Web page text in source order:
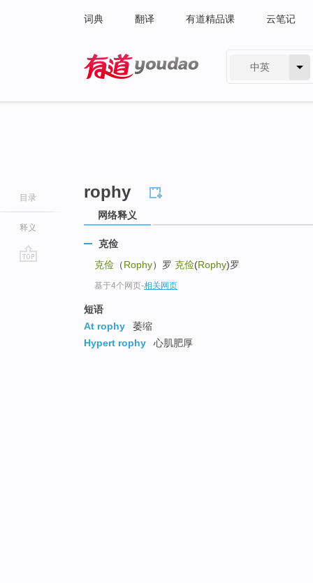
词典 翻译 有道精品课 云笔记
中英
目录
释义
rophy
网络释义
克俭
克俭 （Rophy）罗 克俭(Rophy)罗
基于4个网页-相关网页
短语
At rophy
萎缩
Hypert rophy
心肌肥厚